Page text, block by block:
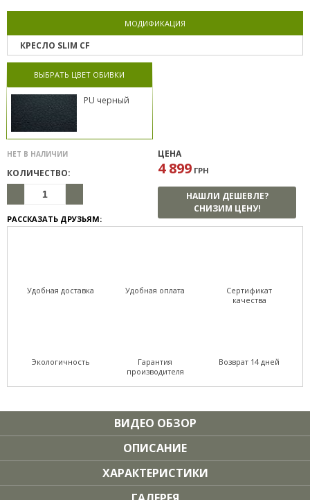
МОДИФИКАЦИЯ
КРЕСЛО SLIM CF
ВЫБРАТЬ ЦВЕТ ОБИВКИ
PU черный
НЕТ В НАЛИЧИИ
КОЛИЧЕСТВО:
РАССКАЗАТЬ ДРУЗЬЯМ:
ЦЕНА
4 899 ГРН
НАШЛИ ДЕШЕВЛЕ?
СНИЗИМ ЦЕНУ!
Удобная доставка Удобная оплата
Сертификат
качества
Экологичность
Гарантия
производителя
Возврат 14 дней
ВИДЕО ОБЗОР
ОПИСАНИЕ
ХАРАКТЕРИСТИКИ